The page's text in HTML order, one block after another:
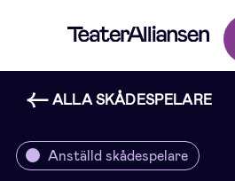
ALLA SKÅDESPELARE
Anställd skådespelare